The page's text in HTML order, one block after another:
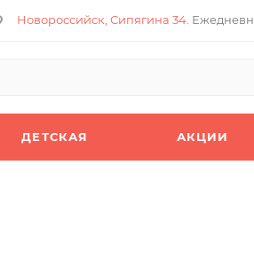
Новороссийск, Сипягина 34.
ДЕТСКАЯ АКЦИИ